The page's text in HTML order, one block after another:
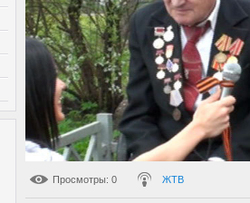
Просмотры: 0 ЖТВ